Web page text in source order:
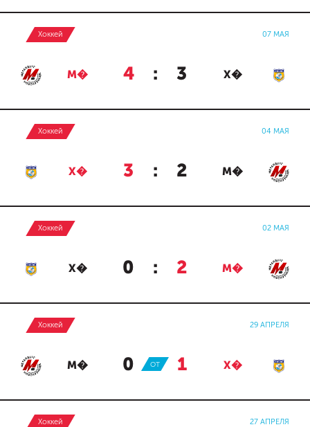
Хоккей 07 МАЯ
М� 4 : 3 Х�
Хоккей 04 МАЯ
Х� 3 : 2 М�
Хоккей 02 МАЯ
Х� 0 : 2 М�
Хоккей 29 АПРЕЛЯ
М� 0 : 1 Х�
ОТ
Хоккей 27 АПРЕЛЯ